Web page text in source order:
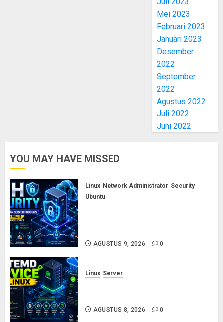
Mei 2023
Februari 2023
Januari 2023
Desember
2022
September
2022
Agustus 2022
Juli 2022
Juni 2022
YOU MAY HAVE MISSED
Linux Network Administrator Security
Ubuntu
AGUSTUS 9, 2026 0
Linux Server
AGUSTUS 8, 2026 0